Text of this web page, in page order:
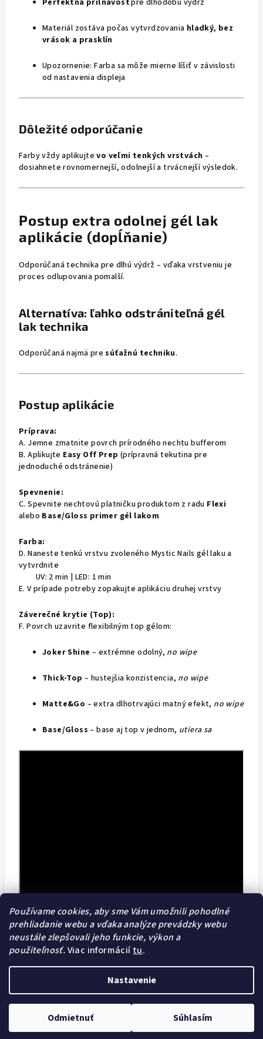
Používame cookies, aby sme Vám umožnili pohodlné
prehliadanie webu a vďaka analýze prevádzky webu
neustále zlepšovali jeho funkcie, výkon a
použiteľnosť.Viac informáciítu.
Nastavenie
Odmietnuť Súhlasím
Perfektná priľnavosťpre dlhodobú výdrž
Materiál zostáva počas vytvrdzovania hladký, bez
vrások a prasklín
Upozornenie: Farba sa môže mierne líšiť v závislosti
od nastavenia displeja
Dôležité odporúčanie
Farby vždy aplikujtevo veľmi tenkých vrstvách –
dosiahnete rovnomernejší, odolnejší a trvácnejší výsledok.
Postup extra odolnej gél lak
aplikácie (dopĺňanie)
Odporúčaná technika pre dlhú výdrž – vďaka vrstveniu je
proces odlupovania pomalší.
Alternatíva: ľahko odstrániteľná gél
lak technika
Odporúčaná najmä presúťažnú techniku.
Postup aplikácie
Príprava:
A. Jemne zmatnite povrch prírodného nechtu bufferom
B. Aplikujte Easy Off Prep (prípravná tekutina pre
jednoduché odstránenie)
Spevnenie:
C. Spevnite nechtovú platničku produktom z radu Flexi
alebo Base/Gloss primer gél lakom
Farba:
D. Naneste tenkú vrstvu zvoleného Mystic Nails gél laku a
vytvrdnite
UV: 2 min | LED: 1 min
E. V prípade potreby zopakujte aplikáciu druhej vrstvy
Záverečné krytie (Top):
F. Povrch uzavrite flexibilným top gélom:
Joker Shine – extrémne odolný, no wipe
Thick-Top – hustejšia konzistencia, no wipe
Matte&Go – extra dlhotrvajúci matný efekt, no wipe
Base/Gloss – base aj top v jednom, utiera sa
Upraviť nastavenie cookies
Vytvoril Shoptet